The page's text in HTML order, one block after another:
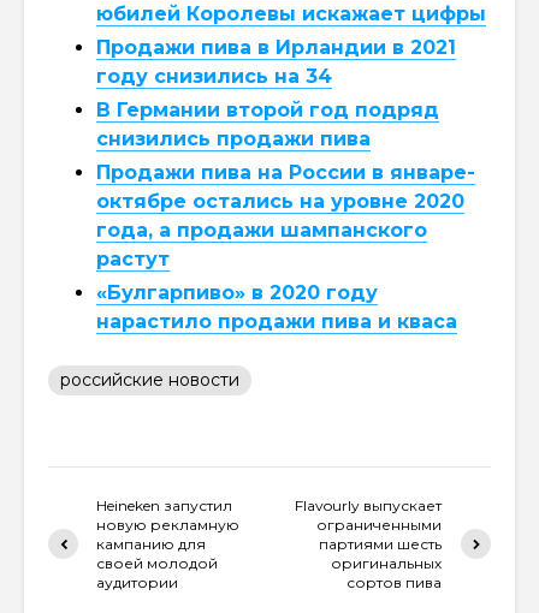
юбилей Королевы искажает цифры
Продажи пива в Ирландии в 2021
году снизились на 34
В Германии второй год подряд
снизились продажи пива
Продажи пива на России в январе-
октябре остались на уровне 2020
года, а продажи шампанского
растут
«Булгарпиво» в 2020 году
нарастило продажи пива и кваса
российские новости
Heineken запустил
новую рекламную
кампанию для
своей молодой
аудитории
Flavourly выпускает
ограниченными
партиями шесть
оригинальных
сортов пива